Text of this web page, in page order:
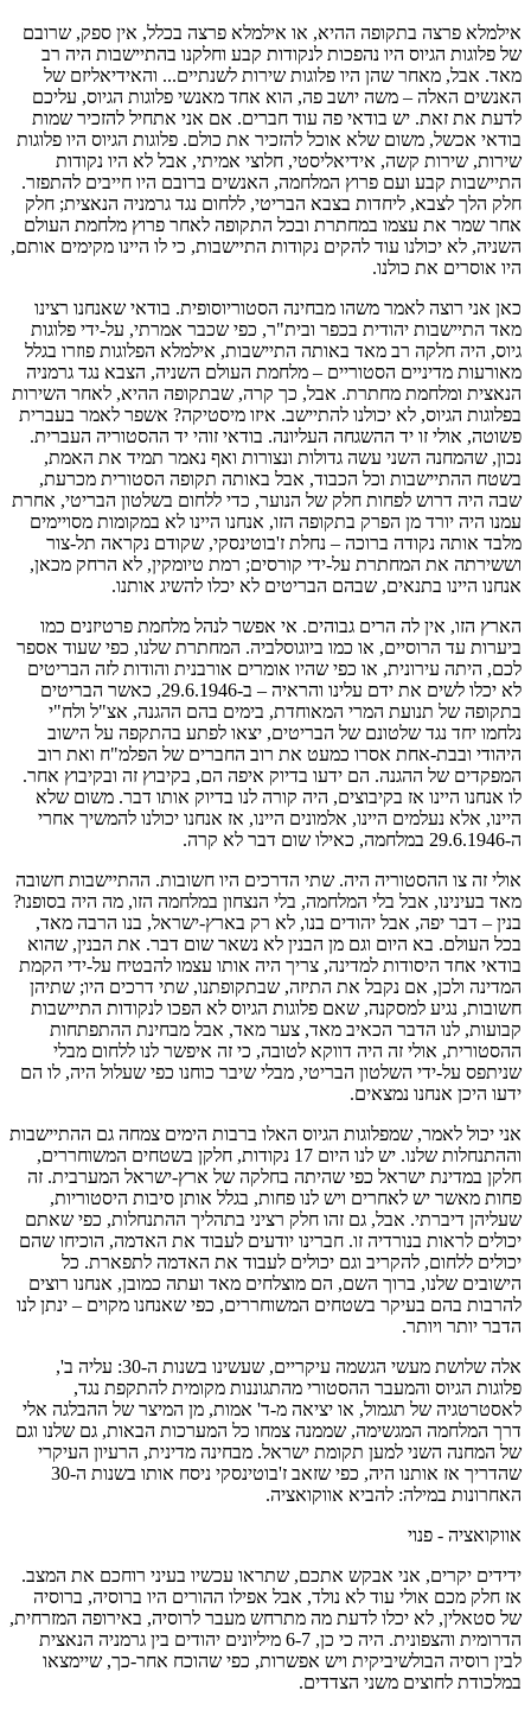
אילמלא פרצה בתקופה ההיא, או אילמלא פרצה בכלל, אין ספק, שרובם
של פלוגות הגיוס היו נהפכות לנקודות קבע וחלקנו בהתיישבות היה רב
מאד. אבל, מאחר שהן היו פלוגות שירות לשנתיים... והאידיאליזם של
האנשים האלה – משה יושב פה, הוא אחד מאנשי פלוגות הגיוס, עליכם
לדעת את זאת. יש בודאי פה עוד חברים. אם אני אתחיל להזכיר שמות
בודאי אכשל, משום שלא אוכל להזכיר את כולם. פלוגות הגיוס היו פלוגות
שירות, שירות קשה, אידיאליסטי, חלוצי אמיתי, אבל לא היו נקודות
התיישבות קבע ועם פרוץ המלחמה, האנשים ברובם היו חייבים להתפזר.
חלק הלך לצבא, ליחדות בצבא הבריטי, ללחום נגד גרמניה הנאצית; חלק
אחר שמר את עצמו במחתרת ובכל התקופה לאחר פרוץ מלחמת העולם
השניה, לא יכולנו עוד להקים נקודות התיישבות, כי לו היינו מקימים אותם,
היו אוסרים את כולנו.
כאן אני רוצה לאמר משהו מבחינה הסטוריוסופית. בודאי שאנחנו רצינו
מאד התיישבות יהודית בכפר ובית"ר, כפי שכבר אמרתי, על-ידי פלוגות
גיוס, היה חלקה רב מאד באותה התיישבות, אילמלא הפלוגות פוזרו בגלל
מאורעות מדיניים הסטוריים – מלחמת העולם השניה, הצבא נגד גרמניה
הנאצית ומלחמת מחתרת. אבל, כך קרה, שבתקופה ההיא, לאחר השירות
בפלוגות הגיוס, לא יכולנו להתיישב. איזו מיסטיקה? אשפר לאמר בעברית
פשוטה, אולי זו יד ההשגחה העליונה. בודאי זוהי יד ההסטוריה העברית.
נכון, שהמחנה השני עשה גדולות ונצורות ואף נאמר תמיד את האמת,
בשטח ההתיישבות וכל הכבוד, אבל באותה תקופה הסטורית מכרעת,
שבה היה דרוש לפחות חלק של הנוער, כדי ללחום בשלטון הבריטי, אחרת
עמנו היה יורד מן הפרק בתקופה הזו, אנחנו היינו לא במקומות מסויימים
מלבד אותה נקודה ברוכה – נחלת ז'בוטינסקי, שקודם נקראה תל-צור
וששירתה את המחתרת על-ידי קורסים; רמת טיומקין, לא הרחק מכאן,
אנחנו היינו בתנאים, שבהם הבריטים לא יכלו להשיג אותנו.
הארץ הזו, אין לה הרים גבוהים. אי אפשר לנהל מלחמת פרטיזנים כמו
ביערות עד הרוסיים, או כמו ביוגוסלביה. המחתרת שלנו, כפי שעוד אספר
לכם, היתה עירונית, או כפי שהיו אומרים אורבנית והודות לזה הבריטים
לא יכלו לשים את ידם עלינו והראיה – ב-29.6.1946, כאשר הבריטים
בתקופה של תנועת המרי המאוחדת, בימים בהם ההגנה, אצ"ל ולח"י
נלחמו יחד נגד שלטונם של הבריטים, יצאו לפתע בהתקפה על הישוב
היהודי ובבת-אחת אסרו כמעט את רוב החברים של הפלמ"ח ואת רוב
המפקדים של ההגנה. הם ידעו בדיוק איפה הם, בקיבוץ זה ובקיבוץ אחר.
לו אנחנו היינו אז בקיבוצים, היה קורה לנו בדיוק אותו דבר. משום שלא
היינו, אלא נעלמים היינו, אלמונים היינו, אז אנחנו יכולנו להמשיך אחרי
ה-29.6.1946 במלחמה, כאילו שום דבר לא קרה.
אולי זה צו ההסטוריה היה. שתי הדרכים היו חשובות. ההתיישבות חשובה
מאד בעינינו, אבל בלי המלחמה, בלי הנצחון במלחמה הזו, מה היה בסופנו?
בנין – דבר יפה, אבל יהודים בנו, לא רק בארץ-ישראל, בנו הרבה מאד,
בכל העולם. בא היום וגם מן הבנין לא נשאר שום דבר. את הבנין, שהוא
בודאי אחד היסודות למדינה, צריך היה אותו עצמו להבטיח על-ידי הקמת
המדינה ולכן, אם נקבל את התיזה, שבתקופתנו, שתי דרכים היו; שתיהן
חשובות, נגיע למסקנה, שאם פלוגות הגיוס לא הפכו לנקודות התיישבות
קבועות, לנו הדבר הכאיב מאד, צער מאד, אבל מבחינת ההתפתחות
ההסטורית, אולי זה היה דווקא לטובה, כי זה איפשר לנו ללחום מבלי
שניתפס על-ידי השלטון הבריטי, מבלי שיבר כוחנו כפי שעלול היה, לו הם
ידעו היכן אנחנו נמצאים.
אני יכול לאמר, שמפלוגות הגיוס האלו ברבות הימים צמחה גם ההתיישבות
וההתנחלות שלנו. יש לנו היום 17 נקודות, חלקן בשטחים המשוחררים,
חלקן במדינת ישראל כפי שהיתה בחלקה של ארץ-ישראל המערבית. זה
פחות מאשר יש לאחרים ויש לנו פחות, בגלל אותן סיבות היסטוריות,
שעליהן דיברתי. אבל, גם זהו חלק רציני בתהליך ההתנחלות, כפי שאתם
יכולים לראות בנורדיה זו. חברינו יודעים לעבוד את האדמה, הוכיחו שהם
יכולים ללחום, להקריב וגם יכולים לעבוד את האדמה לתפארת. כל
הישובים שלנו, ברוך השם, הם מוצלחים מאד ועתה כמובן, אנחנו רוצים
להרבות בהם בעיקר בשטחים המשוחררים, כפי שאנחנו מקוים – ינתן לנו
הדבר יותר ויותר.
אלה שלושת מעשי הגשמה עיקריים, שעשינו בשנות ה-30: עליה ב',
פלוגות הגיוס והמעבר ההסטורי מהתגוננות מקומית להתקפת נגד,
לאסטרטגיה של תגמול, או יציאה מ-ד' אמות, מן המיצר של ההבלגה אלי
דרך המלחמה המגשימה, שממנה צמחו כל המערכות הבאות, גם שלנו וגם
של המחנה השני למען תקומת ישראל. מבחינה מדינית, הרעיון העיקרי
שהדריך אז אותנו היה, כפי שזאב ז'בוטינסקי ניסח אותו בשנות ה-30
האחרונות במילה: להביא אווקואציה.
אווקואציה - פנוי
ידידים יקרים, אני אבקש אתכם, שתראו עכשיו בעיני רוחכם את המצב.
אז חלק מכם אולי עוד לא נולד, אבל אפילו ההורים היו ברוסיה, ברוסיה
של סטאלין, לא יכלו לדעת מה מתרחש מעבר לרוסיה, באירופה המזרחית,
הדרומית והצפונית. היה כי כן, 6-7 מיליונים יהודים בין גרמניה הנאצית
לבין רוסיה הבולשיביקית ויש אפשרות, כפי שהוכח אחר-כך, שיימצאו
במלכודת לחוצים משני הצדדים.